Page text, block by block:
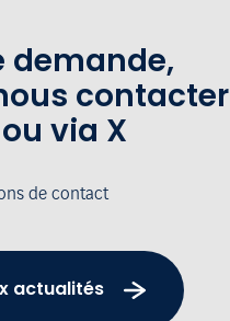
demande,
contacter
via X
de contact
actualités